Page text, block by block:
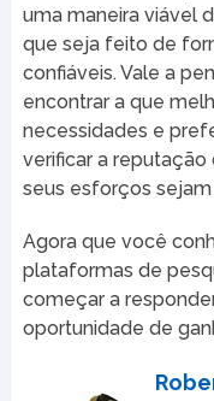
uma maneira viável
que seja feito de
confiáveis. Vale a
encontrar a que
necessidades e
verificar a
seus esforços
Agora que você
plataformas de
começar a
oportunidade de